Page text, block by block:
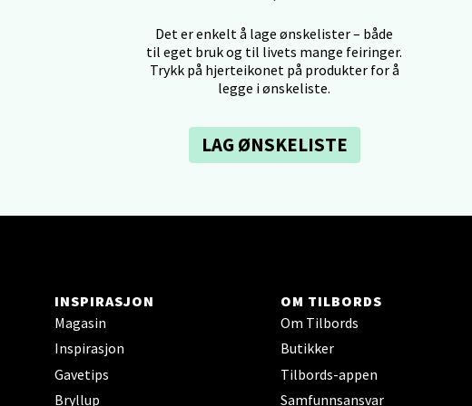
Det er enkelt å lage ønskelister – både
til eget bruk og til livets mange feiringer.
Trykk på hjerteikonet på produkter for å
legge i ønskeliste.
LAG ØNSKELISTE
INSPIRASJON
Magasin
Inspirasjon
Gavetips
Bryllup
OM TILBORDS
Om Tilbords
Butikker
Tilbords-appen
Samfunnsansvar
Falkenborgveien
Åpent i dag 09-21
Ski - Thon
Sortland -
Strangata 26,